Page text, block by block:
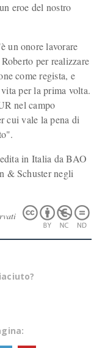
eroe del nostro
un onore lavorare
per realizzare
come regista, e
per la prima volta.
nel campo
cui vale la pena di
in Italia da BAO
& Schuster negli